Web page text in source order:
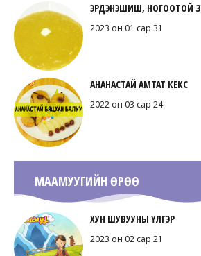
ЭРДЭНЭШИШ, НОГООТОЙ
2023 он 01 сар 31
АНАНАСТАЙ АМТАТ КЕКС
2022 он 03 сар 24
МААМУУГИЙН ӨРӨӨ
ХУН ШУВУУНЫ ҮЛГЭР
2023 он 02 сар 21